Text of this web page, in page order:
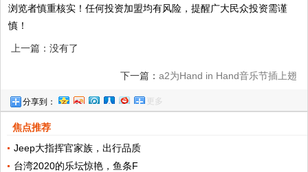
浏览者慎重核实！任何投资加盟均有风险，提醒广大民众投资需谨
慎！
上一篇：没有了
下一篇： a2为Hand in Hand音乐节插上翅
分享到： 更多
焦点推荐
Jeep大指挥官家族，出行品质
台湾2020的乐坛惊艳，鱼条F